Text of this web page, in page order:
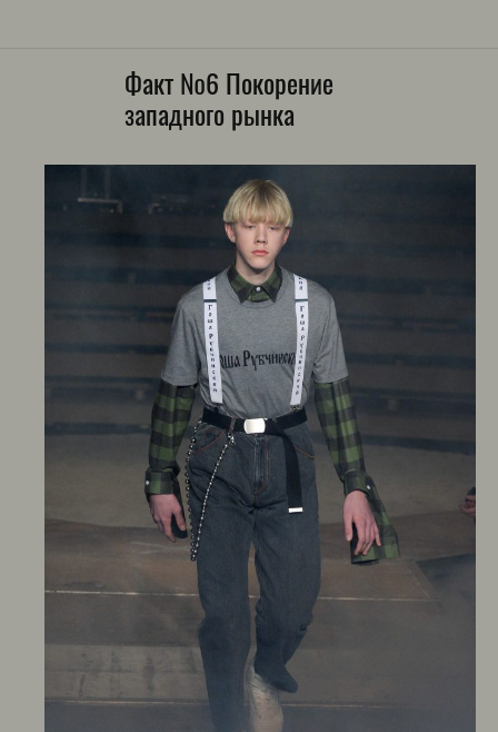
Факт №6 Покорение
западного рынка